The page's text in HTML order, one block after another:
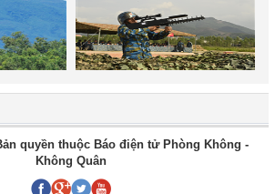
quyền thuộc Báo điện tử Phòng Không -
Không Quân